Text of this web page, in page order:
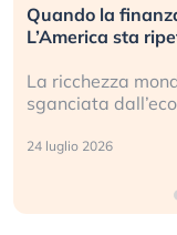
Quando la
L’America sta
La ricchezza
sganciata
24 luglio 2026